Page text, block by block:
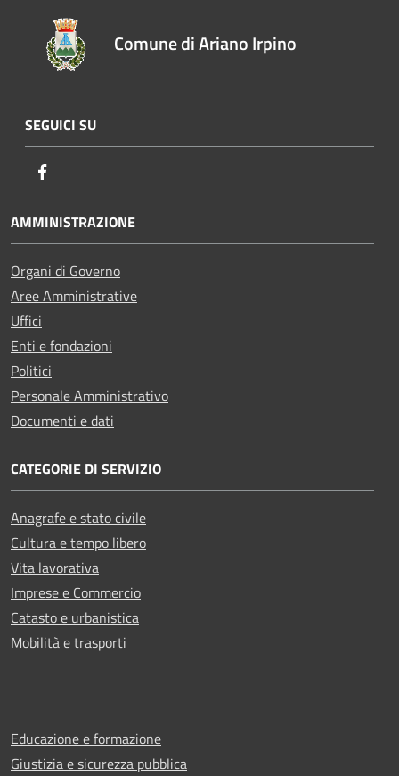
Comune di Ariano Irpino
SEGUICI SU
AMMINISTRAZIONE
Organi di Governo
Aree Amministrative
Uffici
Enti e fondazioni
Politici
Personale Amministrativo
Documenti e dati
CATEGORIE DI SERVIZIO
Anagrafe e stato civile
Cultura e tempo libero
Vita lavorativa
Imprese e Commercio
Catasto e urbanistica
Mobilità e trasporti
Educazione e formazione
Giustizia e sicurezza pubblica